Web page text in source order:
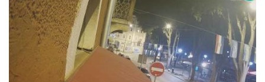
PULA - KORZO, GIARDINI
PULA
POGLEDAJ SVE KAMERE - PULA
IZDVOJENI EVENT & SITE